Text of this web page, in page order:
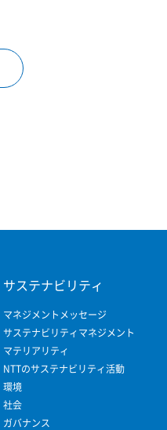
サステナビリティ
マネジメントメッセージ
サステナビリティマネジメント
マテリアリティ
NTTのサステナビリティ活動
環境
社会
ガバナンス